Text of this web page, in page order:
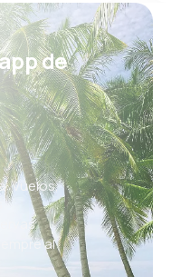
de
vuelos,
al